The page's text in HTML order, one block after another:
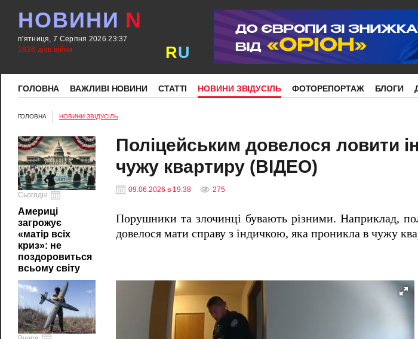
НОВИНИ N
п'ятниця, 7 Серпня 2026 23:37
1626 днів війни
RU
ГОЛОВНА ВАЖЛИВІ НОВИНИ СТАТТІ НОВИНИ ЗВІДУСІЛЬ ФОТОРЕПОРТАЖ БЛОГИ
ГОЛОВНА НОВИНИ ЗВІДУСІЛЬ
Сьогодні
Америці
загрожує
«матір всіх
криз»: не
поздоровиться
всьому світу
Поліцейським довелося ловити
чужу квартиру (ВІДЕО)
09.06.2026 в 19:38 275
Порушники та злочинці бувають різними. Наприклад,
довелося мати справу з індичкою, яка проникла в чужу